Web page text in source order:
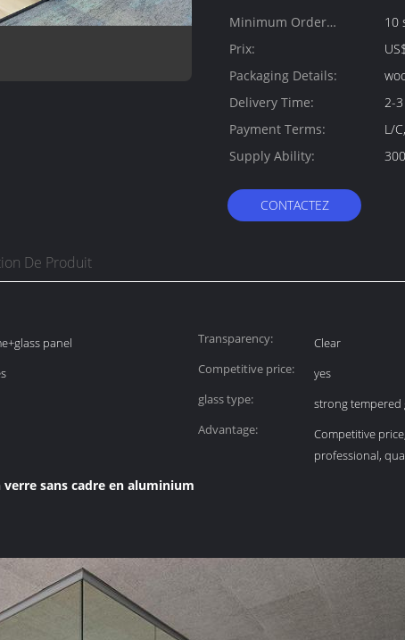
Minimum Order
Quantity:
10
Prix:
Packaging Details:
Delivery Time:
2-
Payment Terms:
L/
Supply Ability:
CONTACTEZ
De Produit
panel Transparency:
Clear
Competitive price:
yes
glass type:
strong tempered
Advantage:
Competitive
professional,
verre sans cadre en aluminium